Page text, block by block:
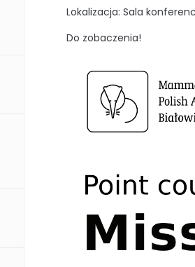
Lokalizacja: Sala
Do zobaczenia!